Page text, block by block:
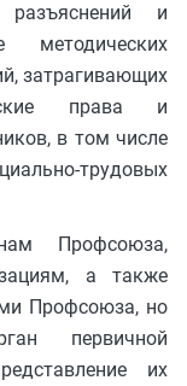
и
затрагивающих
права и
в том числе
трудовых
Профсоюза,
а также
Профсоюза, но
первичной
их